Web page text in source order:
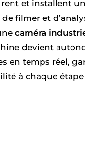
et installent un
de filmer et
caméra
devient
en temps réel,
à chaque